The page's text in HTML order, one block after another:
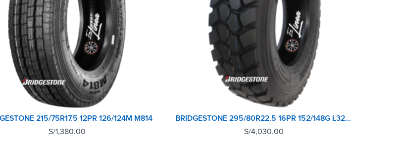
215/75R17.5 12PR 126/124M M814
S/1,380.00
BRIDGESTONE 295/80R22.5 16PR 152/148G L325 POSTERIOR
S/4,030.00